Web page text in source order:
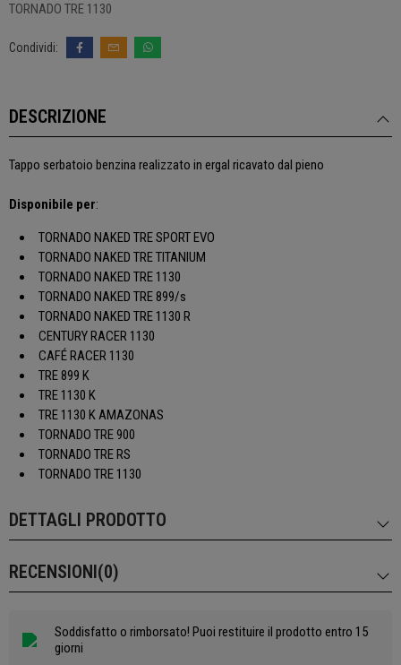
TORNADO TRE 1130
DESCRIZIONE
Tappo serbatoio benzina realizzato in ergal ricavato dal pieno
Disponibile per:
TORNADO NAKED TRE SPORT EVO
TORNADO NAKED TRE TITANIUM
TORNADO NAKED TRE 1130
TORNADO NAKED TRE 899/s
TORNADO NAKED TRE 1130 R
CENTURY RACER 1130
CAFÉ RACER 1130
TRE 899 K
TRE 1130 K
TRE 1130 K AMAZONAS
TORNADO TRE 900
TORNADO TRE RS
TORNADO TRE 1130
DETTAGLI PRODOTTO
RECENSIONI(0)
Soddisfatto o rimborsato! Puoi restituire il prodotto entro 15
giorni